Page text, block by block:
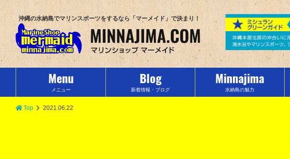
沖縄の水納島でマリンスポーツをするなら「マーメイド」で決まり！
Menu
メニュー
Blog
新着情報・ブログ
Minnajima
水納島の魅力
Top 2021.06.22